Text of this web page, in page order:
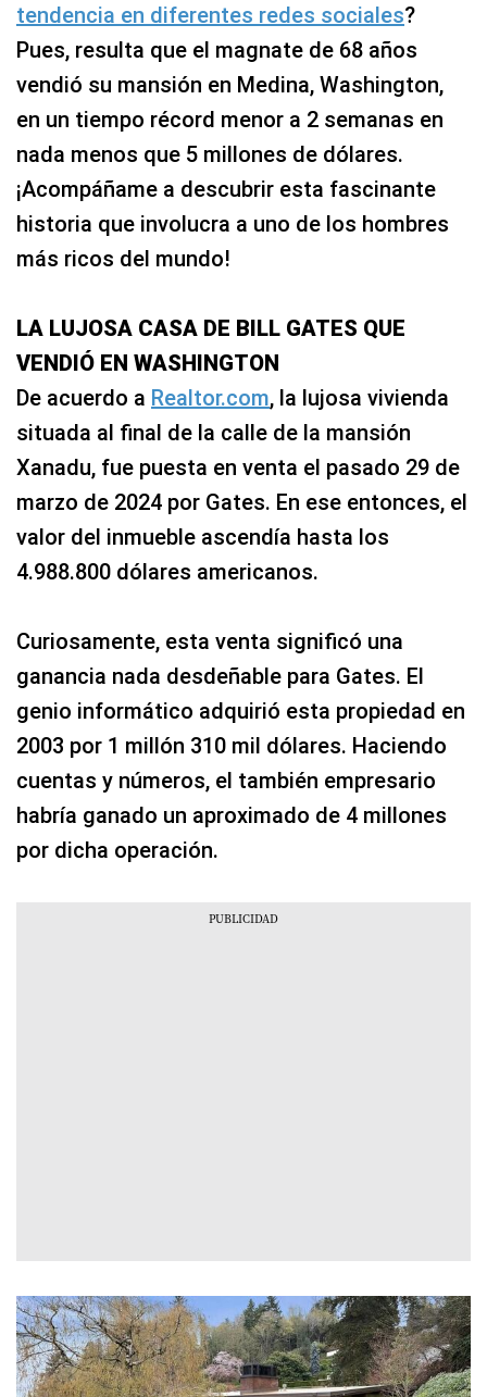
tendencia en diferentes redes sociales?
Pues, resulta que el magnate de 68 años
vendió su mansión en Medina, Washington,
en un tiempo récord menor a 2 semanas en
nada menos que 5 millones de dólares.
¡Acompáñame a descubrir esta fascinante
historia que involucra a uno de los hombres
más ricos del mundo!
LA LUJOSA CASA DE BILL GATES QUE
VENDIÓ EN WASHINGTON
De acuerdo a Realtor.com, la lujosa vivienda
situada al final de la calle de la mansión
Xanadu, fue puesta en venta el pasado 29 de
marzo de 2024 por Gates. En ese entonces, el
valor del inmueble ascendía hasta los
4.988.800 dólares americanos.
Curiosamente, esta venta significó una
ganancia nada desdeñable para Gates. El
genio informático adquirió esta propiedad en
2003 por 1 millón 310 mil dólares. Haciendo
cuentas y números, el también empresario
habría ganado un aproximado de 4 millones
por dicha operación.